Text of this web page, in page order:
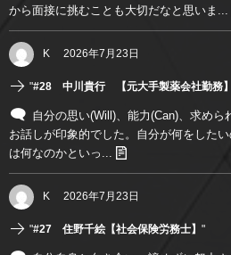
から面接に挑むことも大切だなと思いま...
K 2026年7月23日
"#28 中川貴行 【元大手製薬会社勤務】
自分の思い(Will)、能力(Can)、求めら
お話しが印象的でした。自分が何をした
は何なのかといっ...
K 2026年7月23日
"#27 住野千絵【社会保険労務士】 "